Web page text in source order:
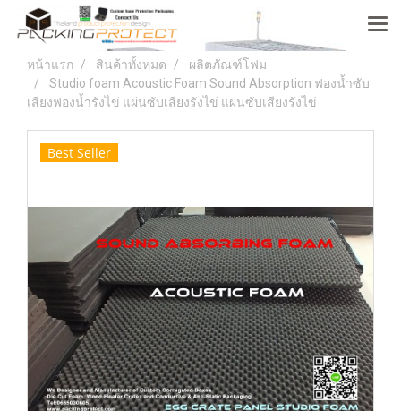
หน้าแรก สินค้าทั้งหมด
ผลิตภัณฑ์โฟม
Studio foam Acoustic Foam Sound Absorption ฟองน้ำซับ
เสียงฟองน้ำรังไข่ แผ่นซับเสียงรังไข่ แผ่นซับเสียงรังไข่
Best Seller